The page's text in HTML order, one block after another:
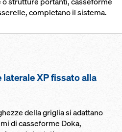
completano il sistema.
XP fis­sato alla
della griglia si adattano
di casseforme Doka,